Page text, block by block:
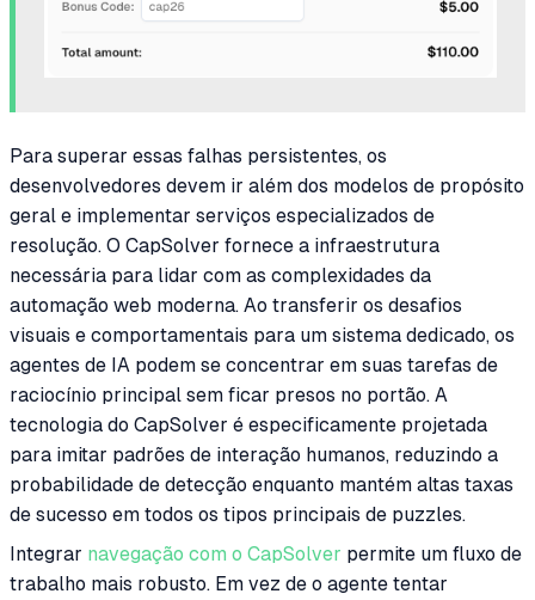
Para superar essas falhas persistentes, os
desenvolvedores devem ir além dos modelos de propósito
geral e implementar serviços especializados de
resolução. O CapSolver fornece a infraestrutura
necessária para lidar com as complexidades da
automação web moderna. Ao transferir os desafios
visuais e comportamentais para um sistema dedicado, os
agentes de IA podem se concentrar em suas tarefas de
raciocínio principal sem ficar presos no portão. A
tecnologia do CapSolver é especificamente projetada
para imitar padrões de interação humanos, reduzindo a
probabilidade de detecção enquanto mantém altas taxas
de sucesso em todos os tipos principais de puzzles.
Integrar navegação com o CapSolver permite um fluxo de
trabalho mais robusto. Em vez de o agente tentar